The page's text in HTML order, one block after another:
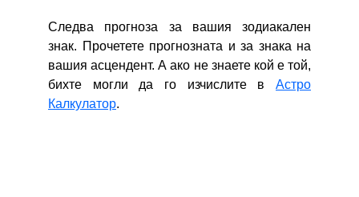
Следва прогноза за вашия зодиакален
знак. Прочетете прогнозната и за знака на
вашия асцендент. А ако не знаете кой е той,
бихте могли да го изчислите в Астро
Калкулатор.